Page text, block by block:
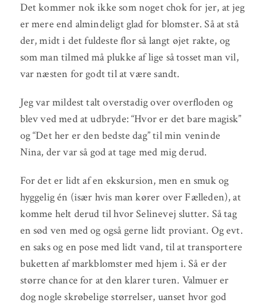
Det kommer nok ikke som noget chok for jer, at jeg
er mere end almindeligt glad for blomster. Så at stå
der, midt i det fuldeste flor så langt øjet rakte, og
som man tilmed må plukke af lige så tosset man vil,
var næsten for godt til at være sandt.
Jeg var mildest talt overstadig over overfloden og
blev ved med at udbryde: “Hvor er det bare magisk”
og “Det her er den bedste dag” til min veninde
Nina, der var så god at tage med mig derud.
For det er lidt af en ekskursion, men en smuk og
hyggelig én (især hvis man kører over Fælleden), at
komme helt derud til hvor Selinevej slutter. Så tag
en sød ven med og også gerne lidt proviant. Og evt.
en saks og en pose med lidt vand, til at transportere
buketten af markblomster med hjem i. Så er der
større chance for at den klarer turen. Valmuer er
dog nogle skrøbelige størrelser, uanset hvor god